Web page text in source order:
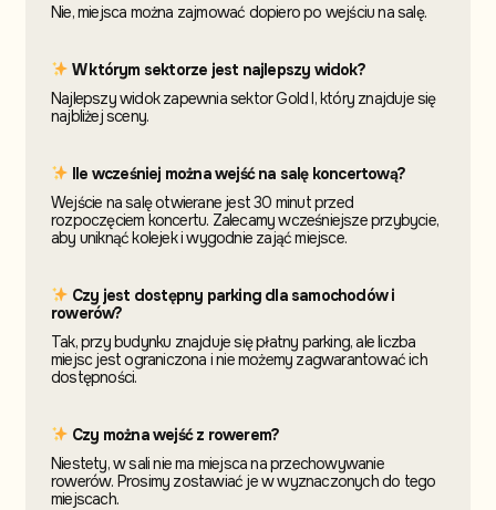
Nie, miejsca można zajmować dopiero po wejściu na salę.
W którym sektorze jest najlepszy widok?
Najlepszy widok zapewnia sektor Gold I, który znajduje się
najbliżej sceny.
Ile wcześniej można wejść na salę koncertową?
Wejście na salę otwierane jest 30 minut przed
rozpoczęciem koncertu. Zalecamy wcześniejsze przybycie,
aby uniknąć kolejek i wygodnie zająć miejsce.
Czy jest dostępny parking dla samochodów i
rowerów?
Tak, przy budynku znajduje się płatny parking, ale liczba
miejsc jest ograniczona i nie możemy zagwarantować ich
dostępności.
Czy można wejść z rowerem?
Niestety, w sali nie ma miejsca na przechowywanie
rowerów. Prosimy zostawiać je w wyznaczonych do tego
miejscach.